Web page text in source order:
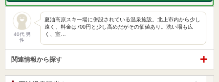
40代 男
性
夏油高原スキー場に併設されている温泉施設。北上市内から少し
遠く、料金は700円と少し高めだがその価値あり。洗い場も広
く、室…
関連情報から探す